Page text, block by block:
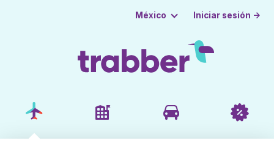
México Iniciar sesión →